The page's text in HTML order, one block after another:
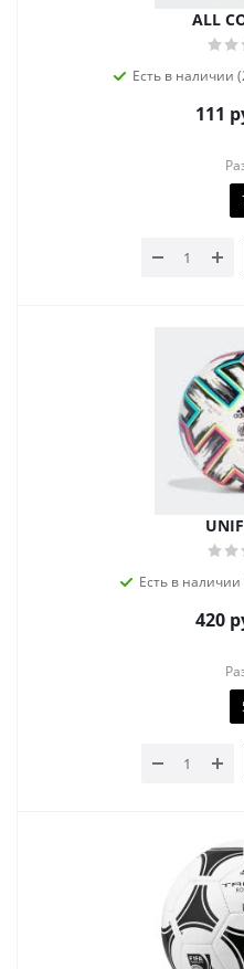
ALL
Есть в наличии
111
Есть в наличии
420